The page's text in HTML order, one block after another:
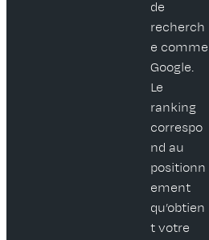
de
recherch
e comme
Google.
Le
ranking
correspo
nd au
positionn
ement
qu’obtien
t votre